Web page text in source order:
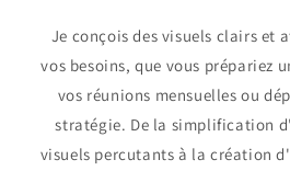
Je conçois des visuels clairs et
vos besoins, que vous prépariez
vos réunions mensuelles ou
stratégie. De la simplification
visuels percutants à la création